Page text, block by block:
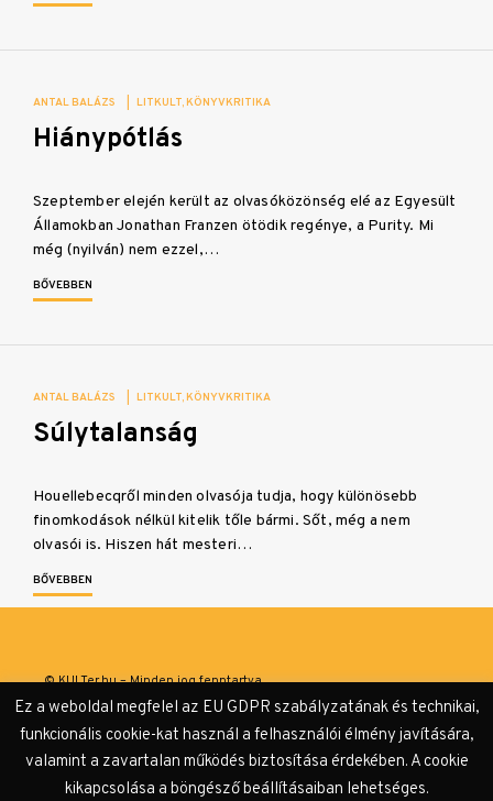
ANTAL BALÁZS LITKULT KÖNYVKRITIKA
Hiánypótlás
Szeptember elején került az olvasóközönség elé az Egyesült
Államokban Jonathan Franzen ötödik regénye, a Purity. Mi
még (nyilván) nem ezzel,…
BŐVEBBEN
ANTAL BALÁZS LITKULT KÖNYVKRITIKA
Súlytalanság
Houellebecqről minden olvasója tudja, hogy különösebb
finomkodások nélkül kitelik tőle bármi. Sőt, még a nem
olvasói is. Hiszen hát mesteri…
BŐVEBBEN
© KULTer.hu – Minden jog fenntartva
Adatvédelmi tájékoztató
Ez a weboldal megfelel az EU GDPR szabályzatának és technikai,
funkcionális cookie-kat használ a felhasználói élmény javítására,
valamint a zavartalan működés biztosítása érdekében. A cookie
kikapcsolása a böngésző beállításaiban lehetséges.